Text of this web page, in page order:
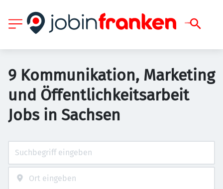
9 Kommunikation, Marketing
und Öffentlichkeitsarbeit
Jobs in Sachsen